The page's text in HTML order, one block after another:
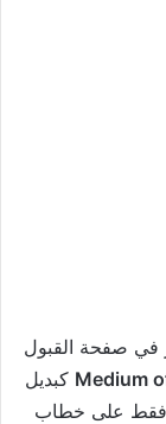
في صفحة القبول
Medium كبديل
فقط على خطاب